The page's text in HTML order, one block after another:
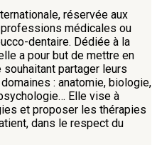
réservée aux
médicales ou
dentaire. Dédiée à la
a pour but de mettre en
partager leurs
: anatomie, biologie,
Elle vise à
et proposer les thérapies
dans le respect du